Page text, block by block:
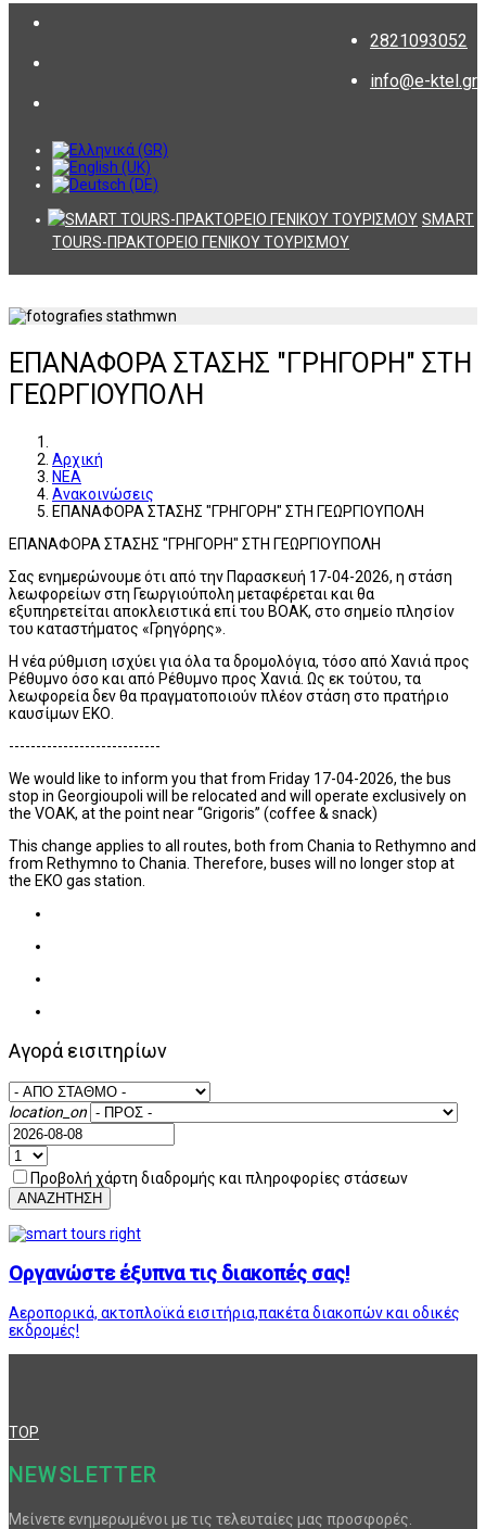
2821093052
info@e-ktel.gr
SMART
TOURS-ΠΡΑΚΤΟΡΕΙΟ ΓΕΝΙΚΟΥ ΤΟΥΡΙΣΜΟΥ
ΕΠΑΝΑΦΟΡΑ ΣΤΑΣΗΣ "ΓΡΗΓΟΡΗ" ΣΤΗ
ΓΕΩΡΓΙΟΥΠΟΛΗ
Αρχική
ΝΕΑ
Ανακοινώσεις
ΕΠΑΝΑΦΟΡΑ ΣΤΑΣΗΣ "ΓΡΗΓΟΡΗ" ΣΤΗ ΓΕΩΡΓΙΟΥΠΟΛΗ
ΕΠΑΝΑΦΟΡΑ ΣΤΑΣΗΣ "ΓΡΗΓΟΡΗ" ΣΤΗ ΓΕΩΡΓΙΟΥΠΟΛΗ
Σας ενημερώνουμε ότι από την Παρασκευή 17-04-2026, η στάση
λεωφορείων στη Γεωργιούπολη μεταφέρεται και θα
εξυπηρετείται αποκλειστικά επί του ΒΟΑΚ, στο σημείο πλησίον
του καταστήματος «Γρηγόρης».
Η νέα ρύθμιση ισχύει για όλα τα δρομολόγια, τόσο από Χανιά προς
Ρέθυμνο όσο και από Ρέθυμνο προς Χανιά. Ως εκ τούτου, τα
λεωφορεία δεν θα πραγματοποιούν πλέον στάση στο πρατήριο
καυσίμων ΕΚΟ.
----------------------------
We would like to inform you that from Friday 17-04-2026, the bus
stop in Georgioupoli will be relocated and will operate exclusively on
the VOAK, at the point near “Grigoris” (coffee & snack)
This change applies to all routes, both from Chania to Rethymno and
from Rethymno to Chania. Therefore, buses will no longer stop at
the EKO gas station.
Αγορά εισιτηρίων
location_on
Προβολή χάρτη διαδρομής και πληροφορίες στάσεων
ΑΝΑΖΗΤΗΣΗ
Οργανώστε έξυπνα τις διακοπές σας!
Αεροπορικά, ακτοπλοϊκά εισιτήρια,πακέτα διακοπών και οδικές
εκδρομές!
TOP
NEWSLETTER
Μείνετε ενημερωμένοι με τις τελευταίες μας προσφορές.